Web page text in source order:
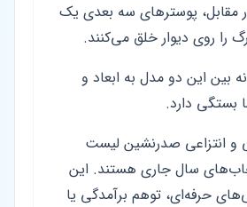
مقابل، پوسترهای سه بعدی یک
را روی دیوار خلق می‌کنند.
بین این دو مدل به ابعاد و
بستگی دارد.
انتزاعی صدرنشین لیست
سال جاری هستند. این
حرفه‌ای، توهم برآمدگی یا